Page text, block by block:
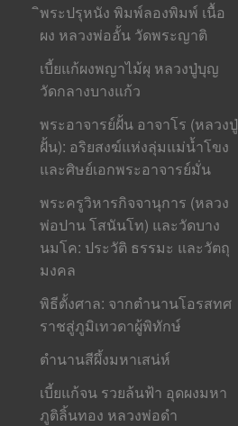
ิพระปรุหนัง พิมพ์ลองพิมพ์ เนื้อ
ผง หลวงพ่ออั้น วัดพระญาติ
เบี้ยแก้ผงพญาไม้ผุ หลวงปู่บุญ
วัดกลางบางแก้ว
พระอาจารย์ฝั้น อาจาโร (หลวงปู่
ฝั้น): อริยสงฆ์แห่งลุ่มแม่น้ำโขง
และศิษย์เอกพระอาจารย์มั่น
พระครูวิหารกิจจานุการ (หลวง
พ่อปาน โสนันโท) และวัดบาง
นมโค: ประวัติ ธรรมะ และวัตถุ
มงคล
พิธีตั้งศาล: จากตำนานโอรสทศ
ราชสู่ภูมิเทวดาผู้พิทักษ์
ตำนานสีผึ้งมหาเสน่ห์
เบี้ยแก้จน รวยล้นฟ้า อุดผงมหา
ภูติลิ้นทอง หลวงพ่อดำ